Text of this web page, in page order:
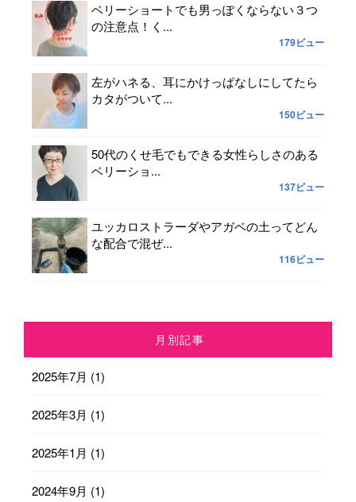
ベリーショートでも男っぽくならない３つ
の注意点！く...
179ビュー
左がハネる、耳にかけっぱなしにしてたら
カタがついて...
150ビュー
50代のくせ毛でもできる女性らしさのある
ベリーショ...
137ビュー
ユッカロストラーダやアガベの土ってどん
な配合で混ぜ...
116ビュー
月別記事
2025年7月 (1)
2025年3月 (1)
2025年1月 (1)
2024年9月 (1)